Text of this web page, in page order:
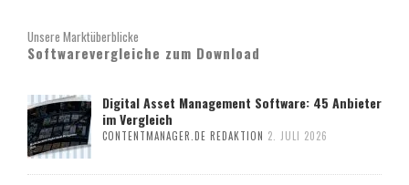
Unsere Marktüberblicke
Softwarevergleiche zum Download
Digital Asset Management Software: 45 Anbieter
im Vergleich
CONTENTMANAGER.DE REDAKTION 2. JULI 2026